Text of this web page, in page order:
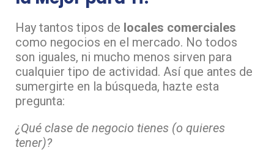
Hay tantos tipos de locales comerciales
como negocios en el mercado. No todos
son iguales, ni mucho menos sirven para
cualquier tipo de actividad. Así que antes de
sumergirte en la búsqueda, hazte esta
pregunta:
¿Qué clase de negocio tienes (o quieres
tener)?